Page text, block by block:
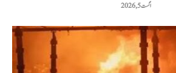
اگست 5, 2026